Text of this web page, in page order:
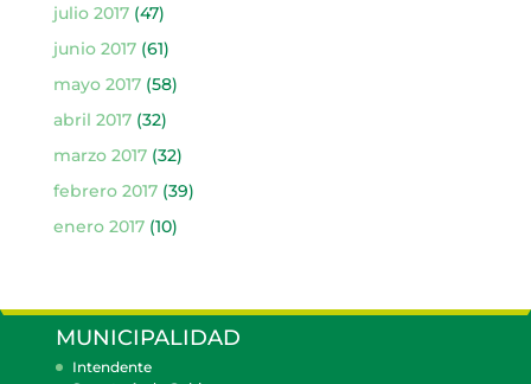
julio 2017(47)
junio 2017(61)
mayo 2017(58)
abril 2017(32)
marzo 2017(32)
febrero 2017(39)
enero 2017(10)
MUNICIPALIDAD
Intendente